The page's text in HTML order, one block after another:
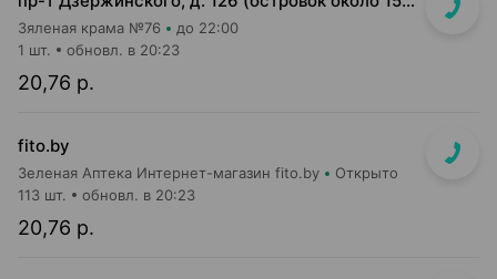
Зяленая крама №76 до 22:00
20,76 р.
1 шт. обновл. в 20:23
fito.by
Зеленая Аптека Интернет-магазин fito.by Открыто
20,76 р.
113 шт. обновл. в 20:23